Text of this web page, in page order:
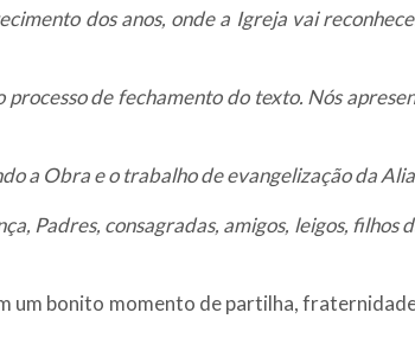
dos anos, onde a Igreja vai
de fechamento do texto. Nós
a Obra e o trabalho de evangelização da
Padres, consagradas, amigos, leigos,
um bonito momento de partilha,